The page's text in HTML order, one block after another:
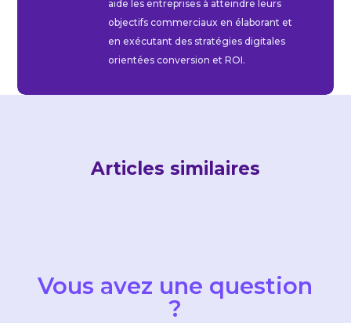
aide les entreprises à atteindre leurs
objectifs commerciaux en élaborant et
en exécutant des stratégies digitales
orientées conversion et ROI.
Articles similaires
Vous avez une question
?